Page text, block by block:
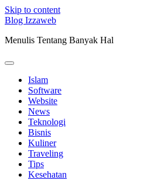
Skip to content
Blog Izzaweb
Menulis Tentang Banyak Hal
Islam
Software
Website
News
Teknologi
Bisnis
Kuliner
Traveling
Tips
Kesehatan